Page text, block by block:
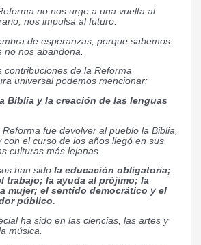
no nos urge a una vuelta al
nos impulsa al futuro.
de esperanzas, porque sabemos
nos abandona.
contribuciones de la Reforma
universal podemos mencionar:
Biblia y la creación de las lenguas
fue devolver al pueblo la Biblia,
con el curso de los años llegó en sus
culturas más lejanas.
han sidola educación obligatoria;
trabajo; la ayuda al prójimo; la
mujer;el sentido democrático y el
público.
ha sido en las ciencias, las artes y
música.